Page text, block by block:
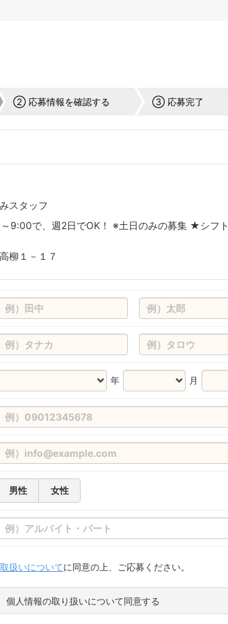
② 応募情報を確認する ③ 応募完了
スタッフ
9:00で、週2日でOK！ ※土日のみの募集 ★シフ
柳１－１７
年 月
男性 女性
扱いについてに同意の上、ご応募ください。
個人情報の取り扱いについて同意する